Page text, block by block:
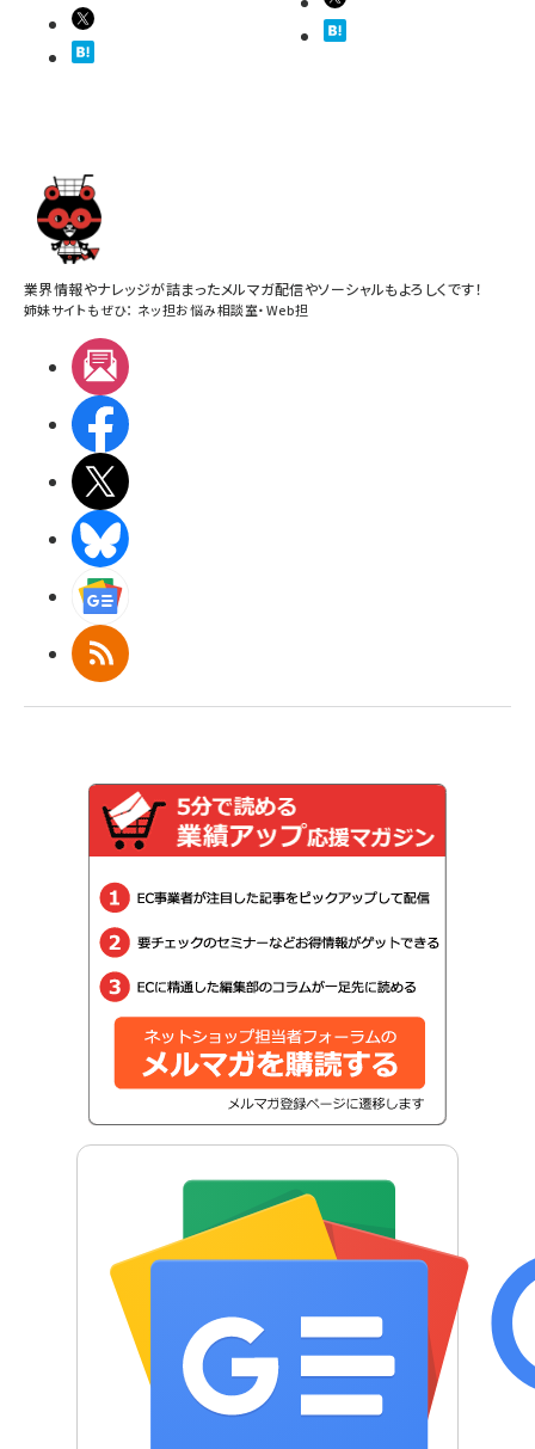
業界情報やナレッジが詰まったメルマガ配信やソーシャルもよろしくです！
姉妹サイトもぜひ： ネッ担お悩み相談室・Web担
RSS